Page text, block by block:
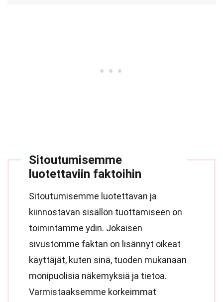
Sitoutumisemme
luotettaviin faktoihin
Sitoutumisemme luotettavan ja
kiinnostavan sisällön tuottamiseen on
toimintamme ydin. Jokaisen
sivustomme faktan on lisännyt oikeat
käyttäjät, kuten sinä, tuoden mukanaan
monipuolisia näkemyksiä ja tietoa.
Varmistaaksemme korkeimmat